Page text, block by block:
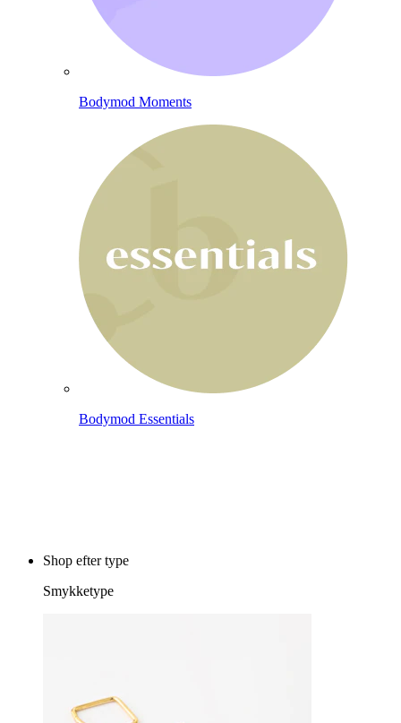
Bodymod Moments
Bodymod Essentials
Shop efter type
Smykketype